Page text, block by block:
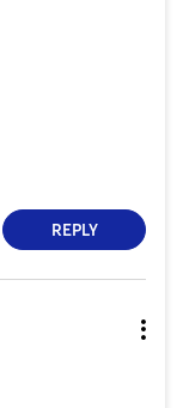
REPLY